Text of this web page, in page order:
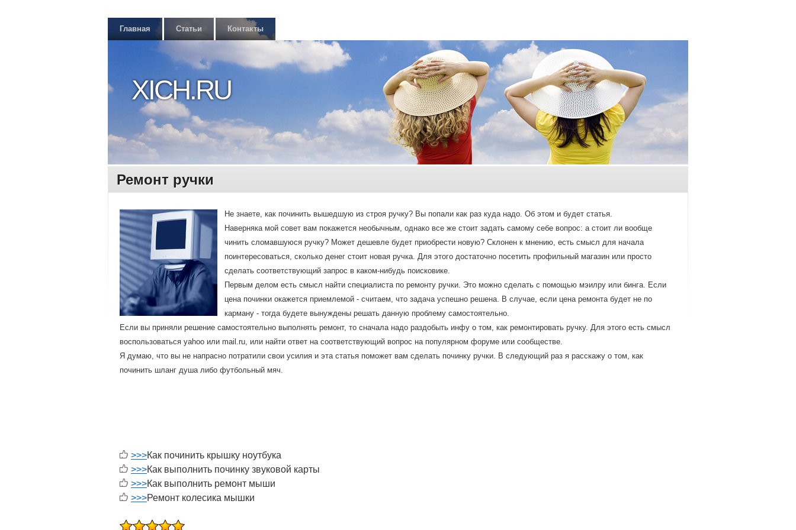
Главная Статьи Контакты
XICH.RU
Ремонт ручки
Не знаете, как починить вышедшую из строя ручку? Вы попали как раз куда надо. Об этом и будет статья.
Наверняка мой совет вам покажется необычным, однако все же стоит задать самому себе вопрос: а стоит ли вообще
чинить сломавшуюся ручку? Может дешевле будет приобрести новую? Склонен к мнению, есть смысл для начала
поинтересоваться, сколько денег стоит новая ручка. Для этого достаточно посетить профильный магазин или просто
сделать соответствующий запрос в каком-нибудь поисковике.
Первым делом есть смысл найти специалиста по ремонту ручки. Это можно сделать с помощью мэилру или бинга. Если
цена починки окажется приемлемой - считаем, что задача успешно решена. В случае, если цена ремонта будет не по
карману - тогда будете вынуждены решать данную проблему самостоятельно.
Если вы приняли решение самостоятельно выполнять ремонт, то сначала надо раздобыть инфу о том, как ремонтировать ручку. Для этого есть смысл
воспользоваться yahoo или mail.ru, или найти ответ на соответствующий вопрос на популярном форуме или сообществе.
Я думаю, что вы не напрасно потратили свои усилия и эта статья поможет вам сделать починку ручки. В следующий раз я расскажу о том, как
починить шланг душа либо футбольный мяч.
>>>Как починить крышку ноутбука
>>>Как выполнить починку звуковой карты
>>>Как выполнить ремонт мыши
>>>Ремонт колесика мышки